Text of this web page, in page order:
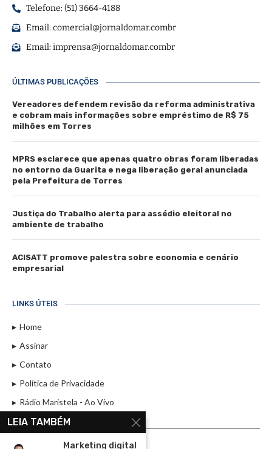
Telefone: (51) 3664-4188
Email:comercial@jornaldomar.combr
Email:imprensa@jornaldomar.combr
ÚLTIMAS PUBLICAÇÕES
Vereadores defendem revisão da reforma administrativa
e cobram mais informações sobre empréstimo de R$ 75
milhões em Torres
MPRS esclarece que apenas quatro obras foram liberadas
no entorno da Guarita e nega liberação geral anunciada
pela Prefeitura de Torres
Justiça do Trabalho alerta para assédio eleitoral no
ambiente de trabalho
ACISATT promove palestra sobre economia e cenário
empresarial
LINKS ÚTEIS
Home
Assinar
Contato
Política de Privacidade
Rádio Maristela - Ao Vivo
ASSINE
LEIA TAMBÉM
Marketing digital